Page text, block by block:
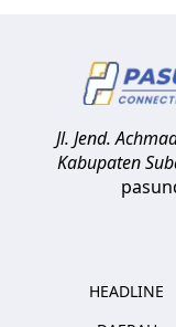
Jl. Jend.
Kabupaten
HEADLINE